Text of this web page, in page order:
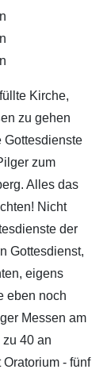
Kirche,
zu gehen
Gottesdienste
zum
Alles das
Nicht
der
Gottesdienst,
eigens
eben noch
Messen am
40 an
- fünf